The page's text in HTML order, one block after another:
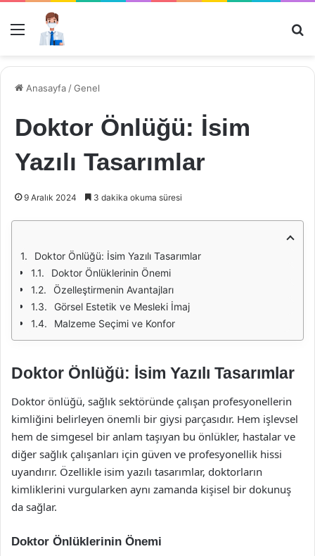
Menü
Anasayfa /Genel
Doktor Önlüğü: İsim
Yazılı Tasarımlar
9 Aralık 2024 3 dakika okuma süresi
Doktor Önlüğü: İsim Yazılı Tasarımlar
Doktor Önlüklerinin Önemi
Özelleştirmenin Avantajları
Görsel Estetik ve Mesleki İmaj
Malzeme Seçimi ve Konfor
Doktor Önlüğü: İsim Yazılı Tasarımlar
Doktor önlüğü, sağlık sektöründe çalışan profesyonellerin
kimliğini belirleyen önemli bir giysi parçasıdır. Hem işlevsel
hem de simgesel bir anlam taşıyan bu önlükler, hastalar ve
diğer sağlık çalışanları için güven ve profesyonellik hissi
uyandırır. Özellikle isim yazılı tasarımlar, doktorların
kimliklerini vurgularken aynı zamanda kişisel bir dokunuş
da sağlar.
Doktor Önlüklerinin Önemi